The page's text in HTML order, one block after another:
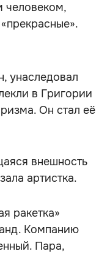
унаследовал
в Григории
Он стал её
внешность
артистка.
ракетка»
Компанию
Пара,